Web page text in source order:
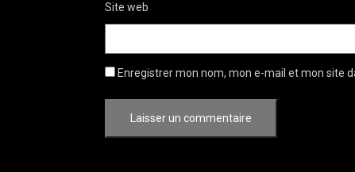
Site web
Enregistrer mon nom, mon e-mail et mon site